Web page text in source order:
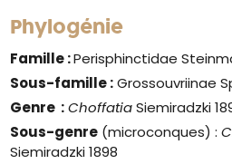
Phylogénie
Famille :Perisphinctidae
Sous-famille :Grossouvriinae
Genre : ChoffatiaSiemiradzki
Sous-genre (microconques) :
Siemiradzki 1898